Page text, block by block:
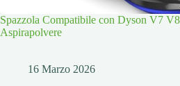
Spazzola Compatibile con Dyson V7
Aspirapolvere
16 Marzo 2026